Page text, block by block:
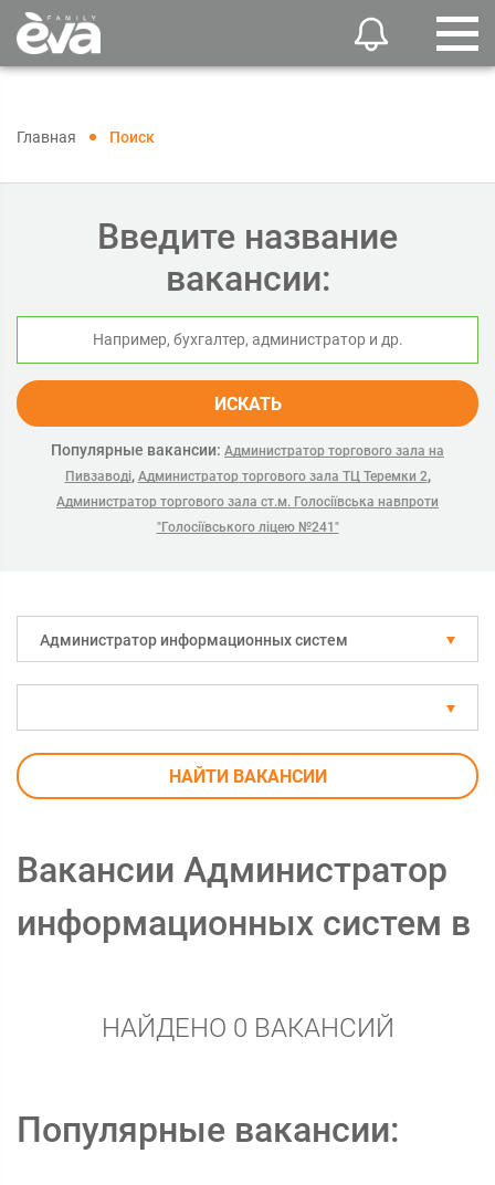
Главная Поиск
Введите название
вакансии:
ИСКАТЬ
Популярные вакансии: Администратор торгового зала на
Пивзаводі, Администратор торгового зала ТЦ Теремки 2,
Администратор торгового зала ст.м. Голосіївська навпроти
"Голосіївського ліцею №241"
Администратор информационных систем
НАЙТИ ВАКАНСИИ
Вакансии Администратор
информационных систем в
НАЙДЕНО 0 ВАКАНСИЙ
Популярные вакансии: